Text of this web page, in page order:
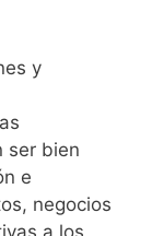
y
ser bien
e
negocios